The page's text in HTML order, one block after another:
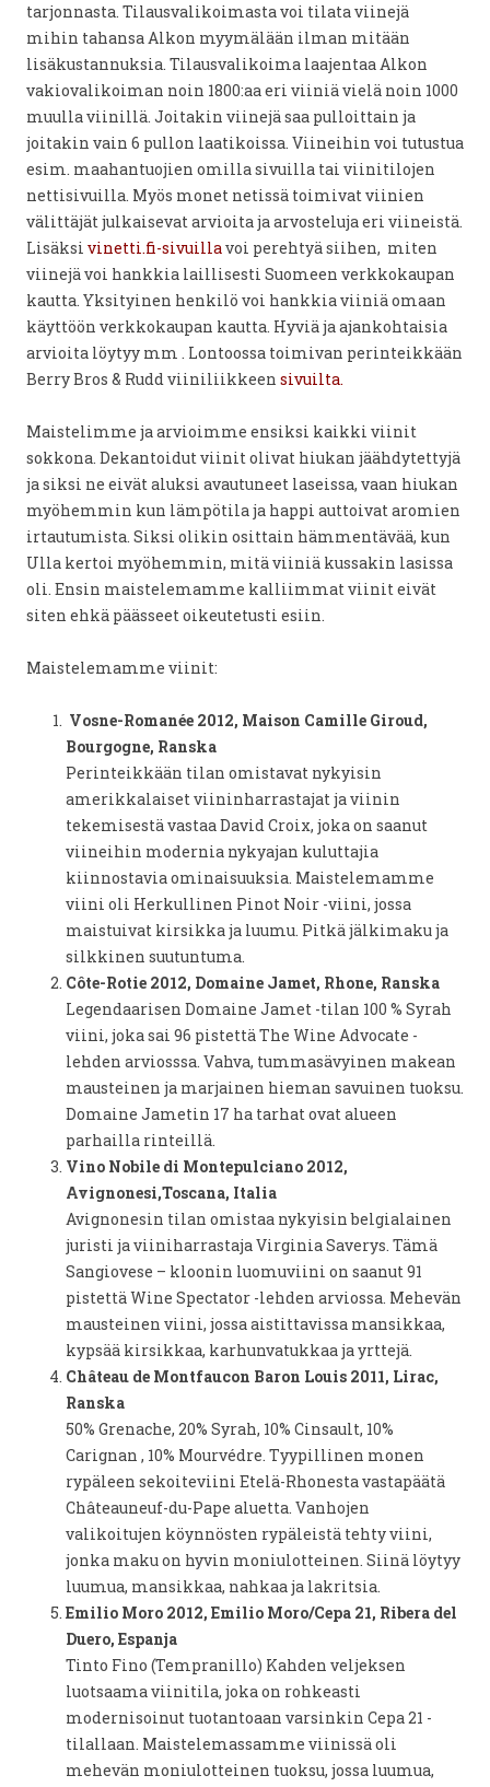
tarjonnasta. Tilausvalikoimasta voi tilata viinejä
mihin tahansa Alkon myymälään ilman mitään
lisäkustannuksia. Tilausvalikoima laajentaa Alkon
vakiovalikoiman noin 1800:aa eri viiniä vielä noin 1000
muulla viinillä. Joitakin viinejä saa pulloittain ja
joitakin vain 6 pullon laatikoissa. Viineihin voi tutustua
esim. maahantuojien omilla sivuilla tai viinitilojen
nettisivuilla. Myös monet netissä toimivat viinien
välittäjät julkaisevat arvioita ja arvosteluja eri viineistä.
Lisäksi vinetti.fi-sivuillavoi perehtyä siihen, miten
viinejä voi hankkia laillisesti Suomeen verkkokaupan
kautta. Yksityinen henkilö voi hankkia viiniä omaan
käyttöön verkkokaupan kautta. Hyviä ja ajankohtaisia
arvioita löytyy mm . Lontoossa toimivan perinteikkään
Berry Bros & Rudd viiniliikkeen sivuilta.
Maistelimme ja arvioimme ensiksi kaikki viinit
sokkona. Dekantoidut viinit olivat hiukan jäähdytettyjä
ja siksi ne eivät aluksi avautuneet laseissa, vaan hiukan
myöhemmin kun lämpötila ja happi auttoivat aromien
irtautumista. Siksi olikin osittain hämmentävää, kun
Ulla kertoi myöhemmin, mitä viiniä kussakin lasissa
oli. Ensin maistelemamme kalliimmat viinit eivät
siten ehkä päässeet oikeutetusti esiin.
Maistelemamme viinit:
Vosne-Romanée 2012, Maison Camille Giroud,
Bourgogne, Ranska
Perinteikkään tilan omistavat nykyisin
amerikkalaiset viininharrastajat ja viinin
tekemisestä vastaa David Croix, joka on saanut
viineihin modernia nykyajan kuluttajia
kiinnostavia ominaisuuksia. Maistelemamme
viini oli Herkullinen Pinot Noir -viini, jossa
maistuivat kirsikka ja luumu. Pitkä jälkimaku ja
silkkinen suutuntuma.
Côte-Rotie 2012, Domaine Jamet, Rhone, Ranska
Legendaarisen Domaine Jamet -tilan 100 % Syrah
viini, joka sai 96 pistettä The Wine Advocate -
lehden arviosssa. Vahva, tummasävyinen makean
mausteinen ja marjainen hieman savuinen tuoksu.
Domaine Jametin 17 ha tarhat ovat alueen
parhailla rinteillä.
Vino Nobile di Montepulciano 2012,
Avignonesi,Toscana, Italia
Avignonesin tilan omistaa nykyisin belgialainen
juristi ja viiniharrastaja Virginia Saverys. Tämä
Sangiovese – kloonin luomuviini on saanut 91
pistettä Wine Spectator -lehden arviossa. Mehevän
mausteinen viini, jossa aistittavissa mansikkaa,
kypsää kirsikkaa, karhunvatukkaa ja yrttejä.
Château de Montfaucon Baron Louis 2011, Lirac,
Ranska
50% Grenache, 20% Syrah, 10% Cinsault, 10%
Carignan , 10% Mourvédre. Tyypillinen monen
rypäleen sekoiteviini Etelä-Rhonesta vastapäätä
Châteauneuf-du-Pape aluetta. Vanhojen
valikoitujen köynnösten rypäleistä tehty viini,
jonka maku on hyvin moniulotteinen. Siinä löytyy
luumua, mansikkaa, nahkaa ja lakritsia.
Emilio Moro 2012, Emilio Moro/Cepa 21, Ribera del
Duero, Espanja
Tinto Fino (Tempranillo) Kahden veljeksen
luotsaama viinitila, joka on rohkeasti
modernisoinut tuotantoaan varsinkin Cepa 21 -
tilallaan. Maistelemassamme viinissä oli
mehevän moniulotteinen tuoksu, jossa luumua,